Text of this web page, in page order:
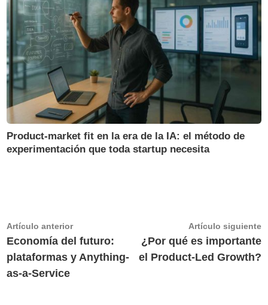
Product-market fit en la era de la IA: el método de
experimentación que toda startup necesita
Navegación
de
entradas
Artículo anteriorArtículo
anterior:
Economía del futuro:
plataformas y Anything-
as-a-Service
Artículo siguiente
¿Por qué es importante
el Product-Led Growth?